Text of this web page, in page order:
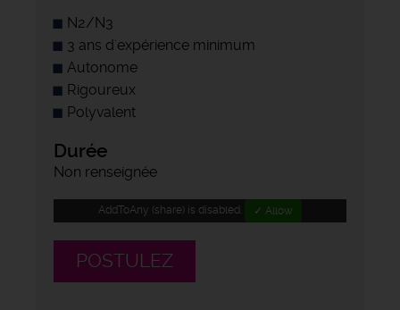
N2/N3
3 ans d'expérience minimum
Autonome
Rigoureux
Polyvalent
Durée
Non renseignée
AddToAny (share) is disabled. ✓ Allow
POSTULEZ